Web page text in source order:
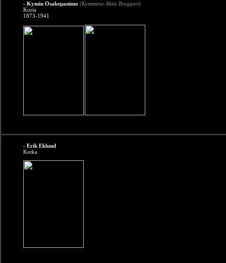
- Kymin Osakepanimo (Kymmene Aktie Bryggeri)
Koria
1873-1941
- Erik Eklund
Kotka